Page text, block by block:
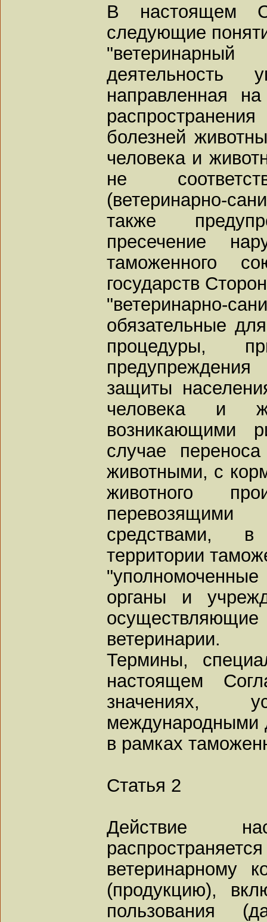
В настоящем
следующие
деятельность
направленная
болезней
человека и
не
(ветеринарно-
также
пресечение
таможенного
государств
обязательные
процедуры,
защиты
человека и
возникающими
случае
животными, с
животного
средствами,
территории
"уполномоченные
органы и
ветеринарии.
Термины,
настоящем
значениях,
международными
в рамках
Статья 2
Действие
ветеринарному
(продукцию),
пользования